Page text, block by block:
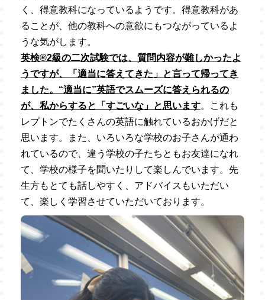
く、得意教科になっているようです。得意教科があ
ることが、他の教科への意欲にもつながっているよ
うな気がします。
英検®2級の二次試験では、質問内容が難しかったよ
うですが、「適当に答えてきた」と言って帰ってき
ました。“適当に”英語でスムーズに答えられるの
が、私からすると「すごいな」と思います。これも
レプトンでたくさんの英語に触れているおかげだと
思います。また、いろいろな学校のお子さんが通わ
れているので、違う学校の子たちともお友達になれ
て、学校の様子を聞いたりして楽しんでいます。先
生方もとても話しやすく、アドバイスもいただい
て、楽しく学習させていただいております。